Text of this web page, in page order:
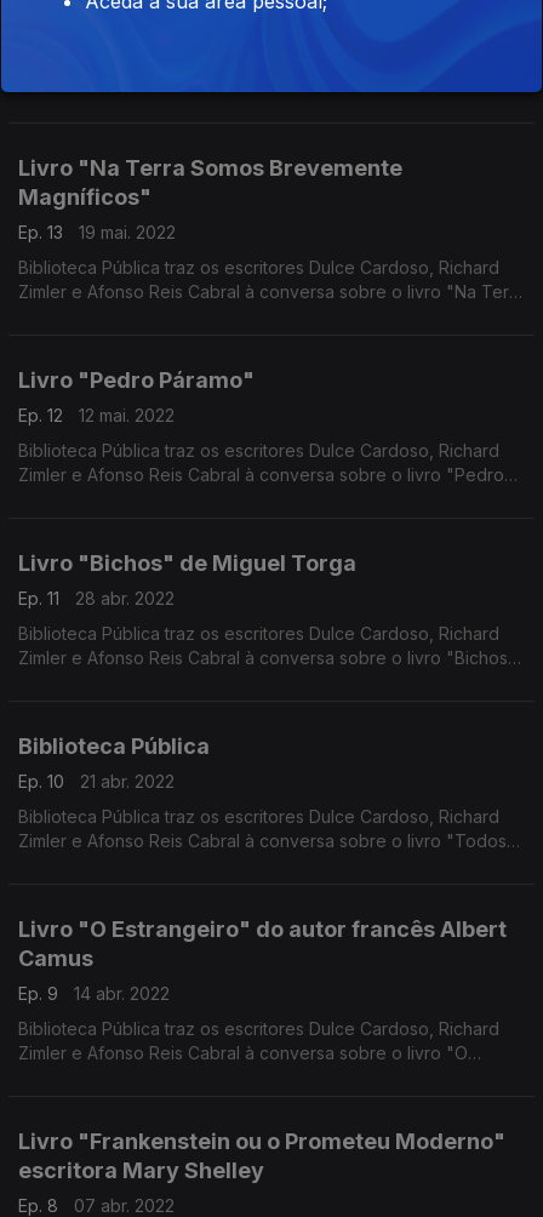
Livro "Na Terra Somos Brevemente
Magníficos"
Ep. 13
19 mai. 2022
Biblioteca Pública traz os escritores Dulce Cardoso, Richard
Zimler e Afonso Reis Cabral à conversa sobre o livro "Na Terra
Livro "Pedro Páramo"
Ep. 12
12 mai. 2022
Biblioteca Pública traz os escritores Dulce Cardoso, Richard
Zimler e Afonso Reis Cabral à conversa sobre o livro "Pedro
Livro "Bichos" de Miguel Torga
Ep. 11
28 abr. 2022
Biblioteca Pública traz os escritores Dulce Cardoso, Richard
Zimler e Afonso Reis Cabral à conversa sobre o livro "Bichos"
Biblioteca Pública
Ep. 10
21 abr. 2022
Biblioteca Pública traz os escritores Dulce Cardoso, Richard
Zimler e Afonso Reis Cabral à conversa sobre o livro "Todos
Livro "O Estrangeiro" do autor francês Albert
Camus
Ep. 9
14 abr. 2022
Biblioteca Pública traz os escritores Dulce Cardoso, Richard
Zimler e Afonso Reis Cabral à conversa sobre o livro "O
Livro "Frankenstein ou o Prometeu Moderno"
escritora Mary Shelley
Ep. 8
07 abr. 2022